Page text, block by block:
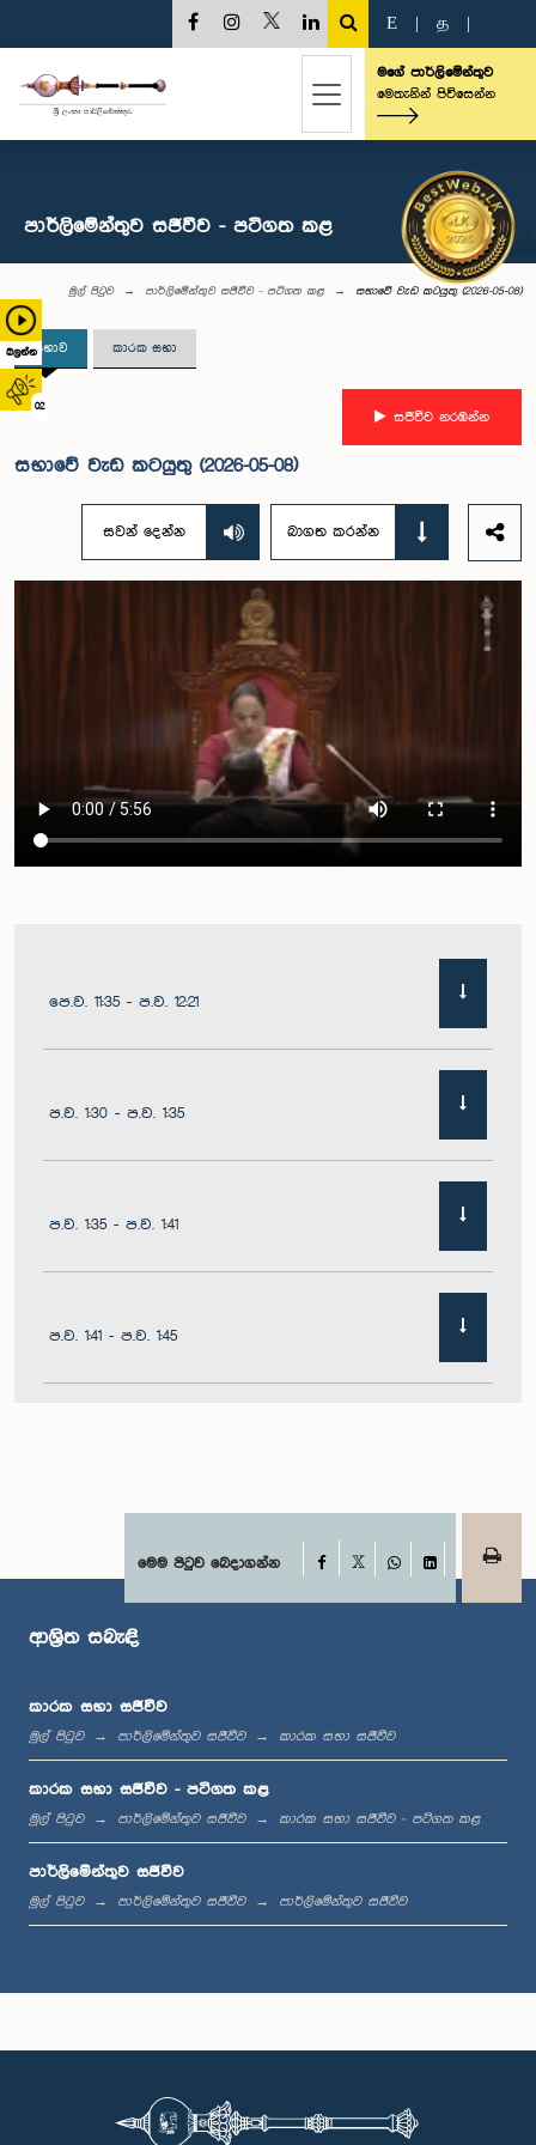
බලන්න
02
E த
මගේ පාර්ලිමේන්තුව
මෙතැනින් පිවිසෙන්න
පාර්ලිමේන්තුව සජීවීව - පටිගත කළ
මුල් පිටුව පාර්ලිමේන්තුව සජීවීව - පටිගත කළ සභාවේ වැඩ කටයුතු (2026-05-08)
සභාව කාරක සභා
සජීවීව නරඹන්න
සභාවේ වැඩ කටයුතු (2026-05-08)
සවන් දෙන්න බාගත කරන්න
පෙ.ව. 11:35 - ප.ව. 12:21
ප.ව. 1:30 - ප.ව. 1:35
ප.ව. 1:35 - ප.ව. 1:41
ප.ව. 1:41 - ප.ව. 1:45
ප.ව. 1:51 - ප.ව. 1:57
ප.ව. 2:01 - ප.ව. 2:13
ප.ව. 2:13 - ප.ව. 2:21
ප.ව. 2:27 - ප.ව. 2:35
මෙම පිටුව බෙදාගන්න Facebook
WhatsApp
LinkedIn
ආශ්‍රිත සබැඳි
කාරක සභා සජීවීව
මුල් පිටුව පාර්ලිමේන්තුව සජීවීව කාරක සභා සජීවීව
කාරක සභා සජීවීව - පටිගත කළ
මුල් පිටුව පාර්ලිමේන්තුව සජීවීව කාරක සභා සජීවීව - පටිගත කළ
පාර්ලිමේන්තුව සජීවීව
මුල් පිටුව පාර්ලිමේන්තුව සජීවීව පාර්ලිමේන්තුව සජීවීව